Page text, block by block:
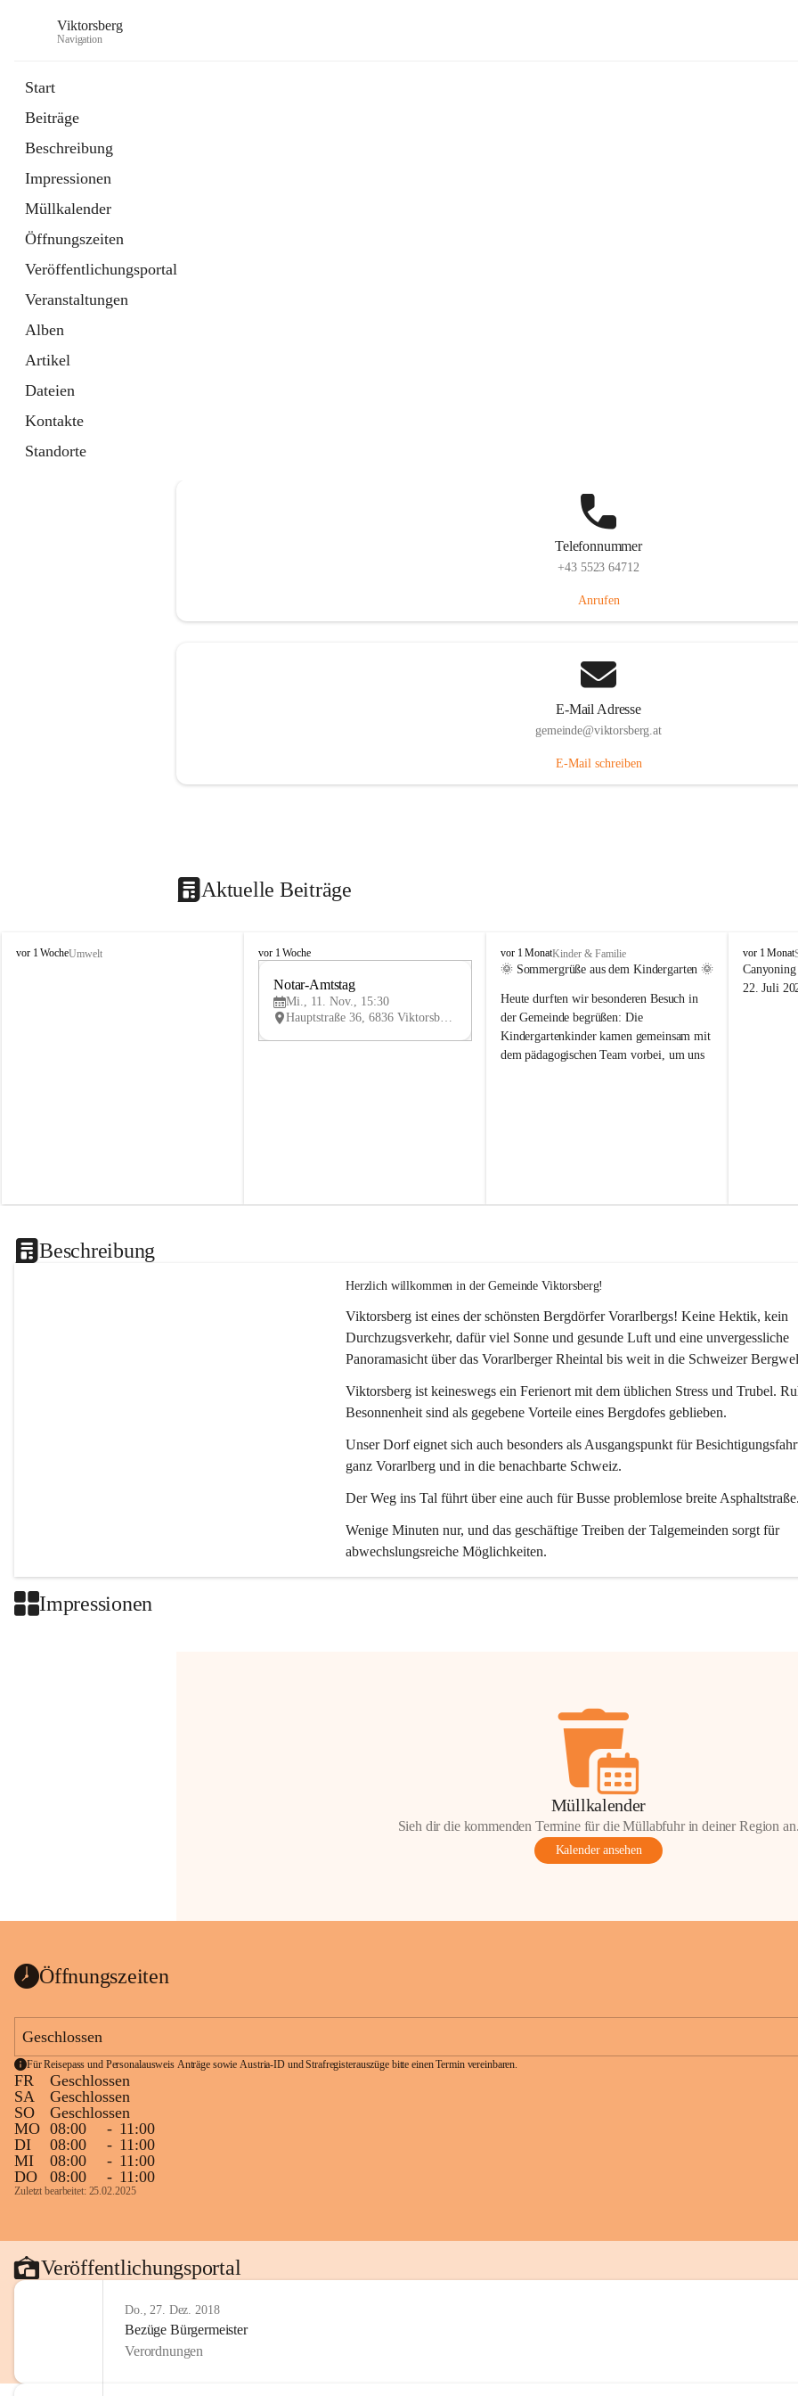
Viktorsberg
Navigation
Start
Beiträge
Beschreibung
Impressionen
Müllkalender
Öffnungszeiten
Veröffentlichungsportal
Veranstaltungen
Alben
Artikel
Dateien
Kontakte
Standorte
Telefonnummer
+43 5523 64712
Anrufen
E-Mail Adresse
gemeinde@viktorsberg.at
E-Mail schreiben
Aktuelle Beiträge
V
vor 1 WocheUmwelt
V
vor 1 Woche
V
Notar-Amtstag
Mi., 11. Nov., 15:30
Hauptstraße 36, 6836 Viktorsberg, AUT
V
i
t
o
r
s
vor 1 MonatKinder & Familie
🌞 Sommergrüße aus dem Kindergarten 🌞
Heute durften wir besonderen Besuch in
der Gemeinde begrüßen: Die
Kindergartenkinder kamen gemeinsam mit
dem pädagogischen Team vorbei, um uns
V
i
k
vor 1 Monat
22. Juli
Beschreibung
Herzlich willkommen in der Gemeinde Viktorsberg!
Viktorsberg ist eines der schönsten Bergdörfer Vorarlbergs! Keine Hektik, kein
Durchzugsverkehr, dafür viel Sonne und gesunde Luft und eine unvergessliche
Panoramasicht über das Vorarlberger Rheintal bis weit in die Schweizer
Viktorsberg ist keineswegs ein Ferienort mit dem üblichen Stress und Trubel.
Besonnenheit sind als gegebene Vorteile eines Bergdofes geblieben.
Unser Dorf eignet sich auch besonders als Ausgangspunkt für
ganz Vorarlberg und in die benachbarte Schweiz.
Der Weg ins Tal führt über eine auch für Busse problemlose breite
Wenige Minuten nur, und das geschäftige Treiben der Talgemeinden sorgt für
abwechslungsreiche Möglichkeiten.
Impressionen
Müllkalender
Sieh dir die kommenden Termine für die Müllabfuhr in deiner Region
Kalender ansehen
Öffnungszeiten
Geschlossen
Für Reisepass und Personalausweis Anträge sowie Austria-ID und Strafregisterauszüge bitte einen Termin vereinbaren.
FR
Geschlossen
SA
Geschlossen
SO
Geschlossen
MO 08:00 - 11:00
DI
08:00 - 11:00
MI
08:00 - 11:00
DO
08:00 - 11:00
Zuletzt bearbeitet: 25.02.2025
Veröffentlichungsportal
Do., 27. Dez. 2018
Bezüge Bürgermeister
Verordnungen